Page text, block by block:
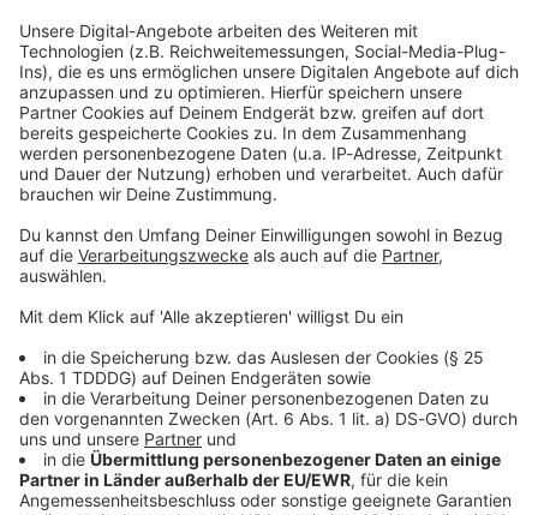
Studio Hotline
Kontaktformular
Sprachnachricht
© dpa-infocom, dpa:251027-930-214395/1
Bayern